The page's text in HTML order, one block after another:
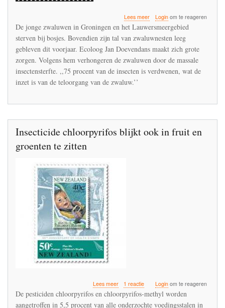
Lees meerover
Zwaluw
het
loodje
Loginom te reageren
De jonge zwaluwen in Groningen en het Lauwersmeergebied
sterven bij bosjes. Bovendien zijn tal van zwaluwnesten leeg
gebleven dit voorjaar. Ecoloog Jan Doevendans maakt zich grote
zorgen. Volgens hem verhongeren de zwaluwen door de massale
insectensterfte. ,,75 procent van de insecten is verdwenen, wat de
inzet is van de teloorgang van de zwaluw.’’
Insecticide chloorpyrifos blijkt ook in fruit en
groenten te zitten
Lees meerover
Insecticide
chloorpyrifos
1 reactie Loginom te reageren
De pesticiden chloorpyrifos en chloorpyrifos-methyl worden
aangetroffen in 5,5 procent van alle onderzochte voedingsstalen in